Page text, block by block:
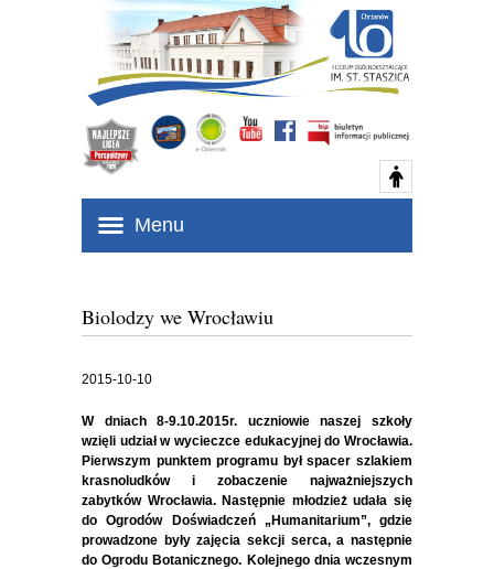
Menu
Biolodzy we Wrocławiu
2015-10-10
W dniach 8-9.10.2015r. uczniowie naszej szkoły
wzięli udział w wycieczce edukacyjnej do Wrocławia.
Pierwszym punktem programu był spacer szlakiem
krasnoludków i zobaczenie najważniejszych
zabytków Wrocławia. Następnie młodzież udała się
do Ogrodów Doświadczeń „Humanitarium”, gdzie
prowadzone były zajęcia sekcji serca, a następnie
do Ogrodu Botanicznego. Kolejnego dnia wczesnym